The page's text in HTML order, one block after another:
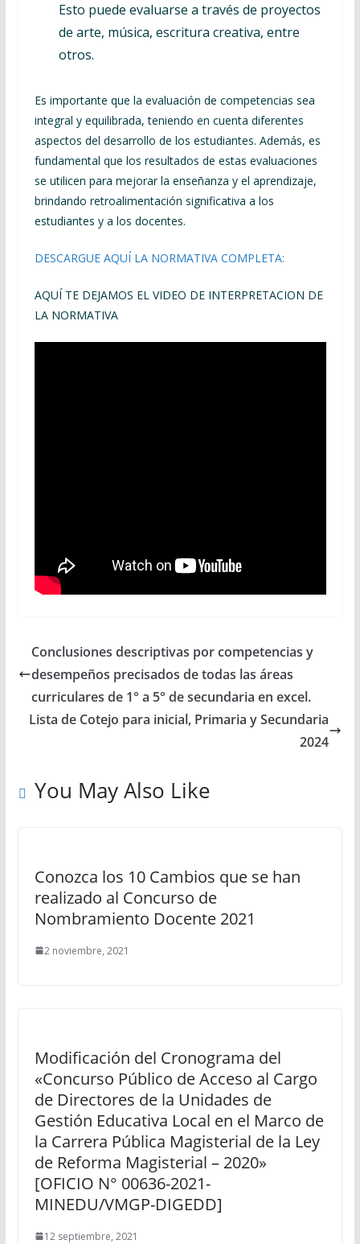
Esto puede evaluarse a través de proyectos
de arte, música, escritura creativa, entre
otros.
Es importante que la evaluación de competencias sea
integral y equilibrada, teniendo en cuenta diferentes
aspectos del desarrollo de los estudiantes. Además, es
fundamental que los resultados de estas evaluaciones
se utilicen para mejorar la enseñanza y el aprendizaje,
brindando retroalimentación significativa a los
estudiantes y a los docentes.
DESCARGUE AQUÍ LA NORMATIVA COMPLETA:
AQUÍ TE DEJAMOS EL VIDEO DE INTERPRETACION DE
LA NORMATIVA
Conclusiones descriptivas por competencias y
desempeños precisados de todas las áreas
curriculares de 1° a 5° de secundaria en excel.
Lista de Cotejo para inicial, Primaria y Secundaria
2024
You May Also Like
Conozca los 10 Cambios que se han
realizado al Concurso de
Nombramiento Docente 2021
2 noviembre, 2021
Modificación del Cronograma del
«Concurso Público de Acceso al Cargo
de Directores de la Unidades de
Gestión Educativa Local en el Marco de
la Carrera Pública Magisterial de la Ley
de Reforma Magisterial – 2020»
[OFICIO N° 00636-2021-
MINEDU/VMGP-DIGEDD]
12 septiembre, 2021